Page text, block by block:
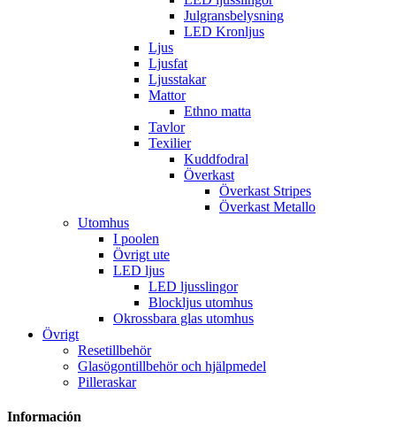
Julgransbelysning
LED Kronljus
Ljus
Ljusfat
Ljusstakar
Mattor
Ethno matta
Tavlor
Texilier
Kuddfodral
Överkast
Överkast Stripes
Överkast Metallo
Utomhus
I poolen
Övrigt ute
LED ljus
LED ljusslingor
Blockljus utomhus
Okrossbara glas utomhus
Övrigt
Resetillbehör
Glasögontillbehör och hjälpmedel
Pilleraskar
Información